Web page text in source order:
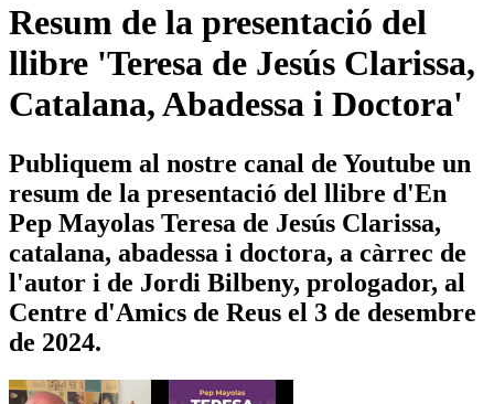
Resum de la presentació del
llibre 'Teresa de Jesús Clarissa,
Catalana, Abadessa i Doctora'
Publiquem al nostre canal de Youtube un
resum de la presentació del llibre d'En
Pep Mayolas Teresa de Jesús Clarissa,
catalana, abadessa i doctora, a càrrec de
l'autor i de Jordi Bilbeny, prologador, al
Centre d'Amics de Reus el 3 de desembre
de 2024.